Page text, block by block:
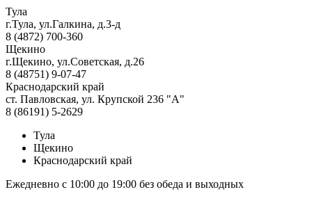
Тула
г.Тула, ул.Галкина, д.3-д
8 (4872) 700-360
Щекино
г.Щекино, ул.Советская, д.26
8 (48751) 9-07-47
Краснодарский край
ст. Павловская, ул. Крупской 236 "А"
8 (86191) 5-2629
Тула
Щекино
Краснодарский край
Ежедневно с 10:00 до 19:00 без обеда и выходных